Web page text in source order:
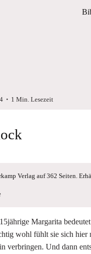
・ 1 Min. Lesezeit
Verlag auf 362 Seiten.
Margarita
wohl fühlt sie sich hier
verbringen. Und dann